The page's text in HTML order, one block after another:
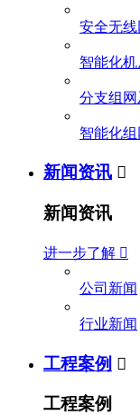
安全无
智能化
分支组
智能化
新闻资讯 
新闻资讯
进一步了解 
公司新闻
行业新闻
工程案例 
工程案例